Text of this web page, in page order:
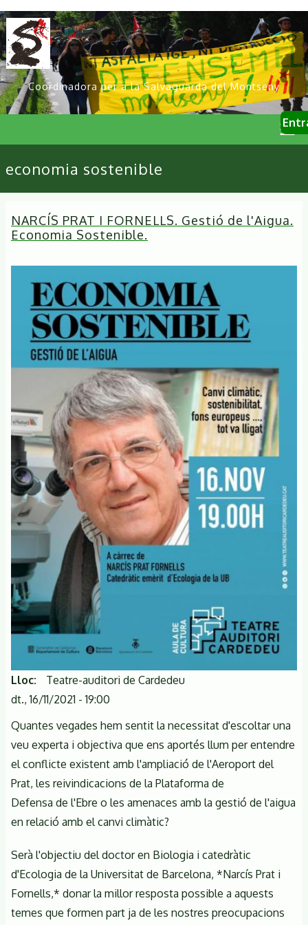
Vés
al
contingut
Coordinadora per a la Salvaguarda del Montseny
User
links
economia sostenible
NARCÍS PRAT I FORNELLS. Gestió de l'Aigua.
Economia Sostenible.
Lloc
Teatre-auditori de Cardedeu
dt., 16/11/2021 - 19:00
Quantes vegades hem sentit la necessitat d'escoltar una
veu experta i objectiva que ens aportés llum per entendre
el conflicte existent amb l'ampliació de l'Aeroport del
Prat, les reivindicacions de la Plataforma de
Defensa de l'Ebre o les amenaces amb la gestió de l'aigua
en relació amb el canvi climàtic?
Serà l'objectiu del doctor en Biologia i catedràtic
d'Ecologia de la Universitat de Barcelona, *Narcís Prat i
Fornells,* donar la millor resposta possible a aquests
temes que formen part ja de les nostres preocupacions